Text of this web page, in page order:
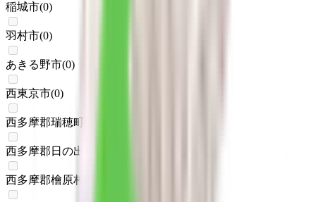
稲城市(0)
羽村市(0)
あきる野市(0)
西東京市(0)
西多摩郡瑞穂町
西多摩郡日の出町大久野
西多摩郡檜原村